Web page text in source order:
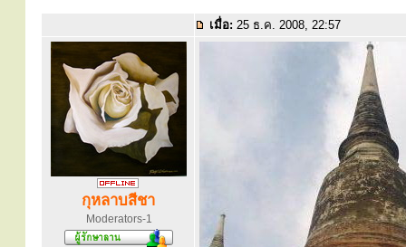
เมื่อ: 25 ธ.ค. 2008, 22:57
กุหลาบสีชา
Moderators-1